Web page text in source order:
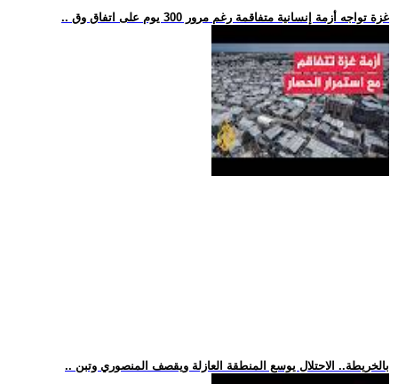
.. غزة تواجه أزمة إنسانية متفاقمة رغم مرور 300 يوم على اتفاق وق
.. بالخريطة.. الاحتلال يوسع المنطقة العازلة ويقصف المنصوري وتبن